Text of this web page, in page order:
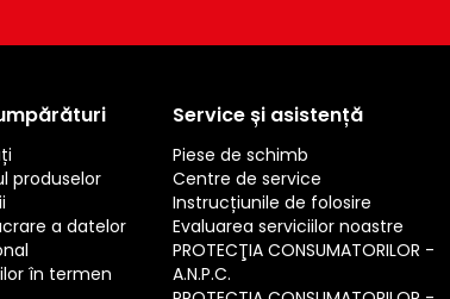
produselor
a datelor
în termen
Service și asistență
Piese de schimb
Centre de service
Instrucțiunile de folosire
Evaluarea serviciilor noastre
PROTECŢIA CONSUMATORILOR -
A.N.P.C.